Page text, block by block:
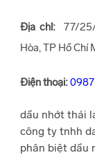
Địa chỉ:77/25/
Hòa, TP Hồ Chí
Điện thoại:
dầu nhớt thái
công ty tnhh
phân biệt dầu